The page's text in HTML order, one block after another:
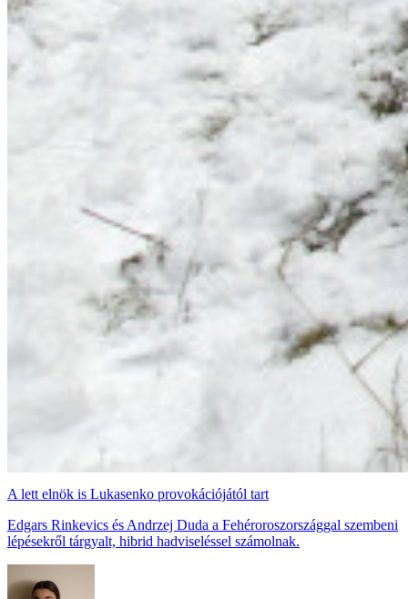
A lett elnök is Lukasenko provokációjától tart
Edgars Rinkevics és Andrzej Duda a Fehéroroszországgal szembeni
lépésekről tárgyalt, hibrid hadviseléssel számolnak.